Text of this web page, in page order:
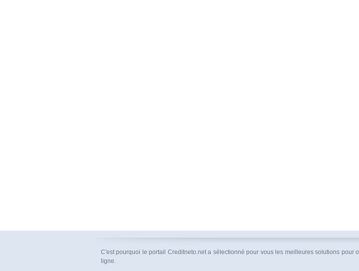
C'est pourquoi le portail Creditneto.net a sélectionné pour vous les meilleures solutions
ligne.